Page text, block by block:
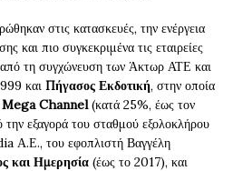
στις κατασκευές, την ενέργεια
και πιο συγκεκριμένα τις εταιρείες
τη συγχώνευση των Άκτωρ ΑΤΕ και
και Πήγασος Εκδοτική, στην οποία
Mega Channel(κατά 25%, έως τον
εξαγορά του σταθμού εξολοκλήρου
Α.Ε., του εφοπλιστή Βαγγέλη
και Ημερησία (έως το 2017), και